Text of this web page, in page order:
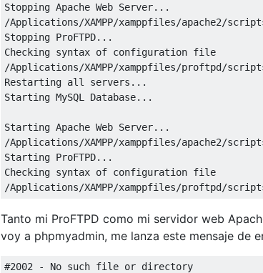
Stopping Apache Web Server...
/Applications/XAMPP/xamppfiles/apache2/
Stopping ProFTPD...
Checking syntax of
/Applications/XAMPP/xamppfiles/proftpd/
Restarting all servers ...
Starting MySQL Database...
Starting Apache Web Server...
/Applications/XAMPP/xamppfiles/apache2/
Starting ProFTPD...
Checking syntax of
/Applications/XAMPP/xamppfiles/proftpd/
Tanto mi ProFTPD como mi servidor web
voy a phpmyadmin, me lanza este mensaje de
#2002 - No such file or directory